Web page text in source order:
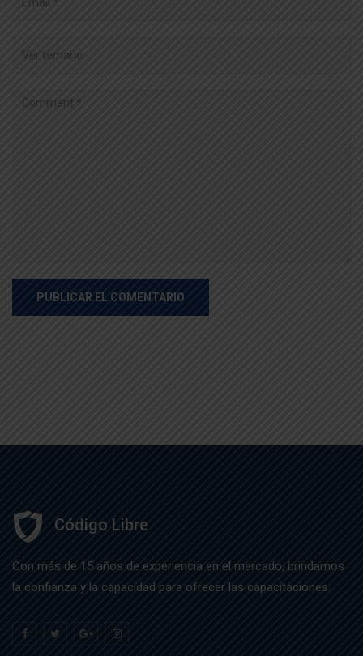
Código Libre
Con más de 15 años de experiencia en el mercado, brindamos
la confianza y la capacidad para ofrecer las capacitaciones.